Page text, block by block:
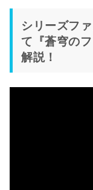
シリーズフ
て『蒼穹の
解説！